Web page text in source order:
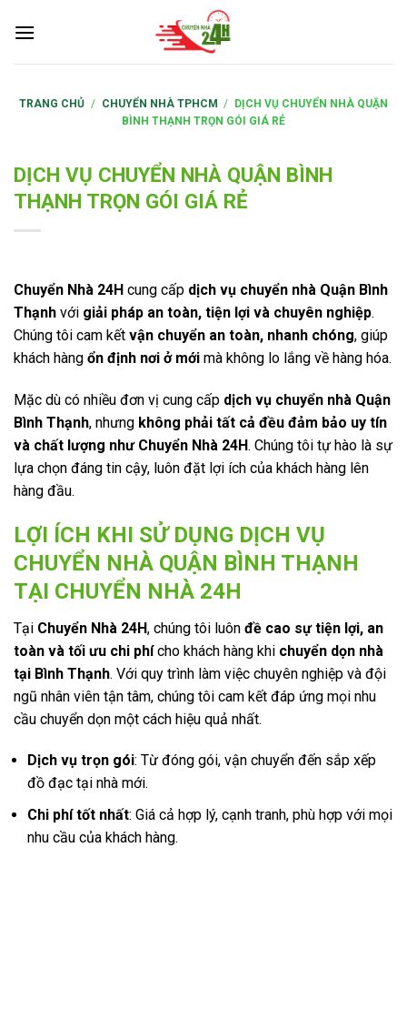
TRANG CHỦ / CHUYỂN NHÀ TPHCM /
DỊCH VỤ CHUYỂN NHÀ QUẬN
BÌNH THẠNH TRỌN GÓI GIÁ RẺ
DỊCH VỤ CHUYỂN NHÀ QUẬN BÌNH
THẠNH TRỌN GÓI GIÁ RẺ
Chuyển Nhà 24H cung cấp dịch vụ chuyển nhà Quận Bình
Thạnh với giải pháp an toàn, tiện lợi và chuyên nghiệp.
Chúng tôi cam kết vận chuyển an toàn, nhanh chóng, giúp
khách hàng ổn định nơi ở mới mà không lo lắng về hàng hóa.
Mặc dù có nhiều đơn vị cung cấp dịch vụ chuyển nhà Quận
Bình Thạnh, nhưng không phải tất cả đều đảm bảo uy tín
và chất lượng như Chuyển Nhà 24H. Chúng tôi tự hào là sự
lựa chọn đáng tin cậy, luôn đặt lợi ích của khách hàng lên
hàng đầu.
LỢI ÍCH KHI SỬ DỤNG DỊCH VỤ
CHUYỂN NHÀ QUẬN BÌNH THẠNH
TẠI CHUYỂN NHÀ 24H
Tại Chuyển Nhà 24H, chúng tôi luôn đề cao sự tiện lợi, an
toàn và tối ưu chi phícho khách hàng khi chuyển dọn nhà
tại Bình Thạnh. Với quy trình làm việc chuyên nghiệp và đội
ngũ nhân viên tận tâm, chúng tôi cam kết đáp ứng mọi nhu
cầu chuyển dọn một cách hiệu quả nhất.
Dịch vụ trọn gói: Từ đóng gói, vận chuyển đến sắp xếp
đồ đạc tại nhà mới.
Chi phí tốt nhất: Giá cả hợp lý, cạnh tranh, phù hợp với mọi
nhu cầu của khách hàng.